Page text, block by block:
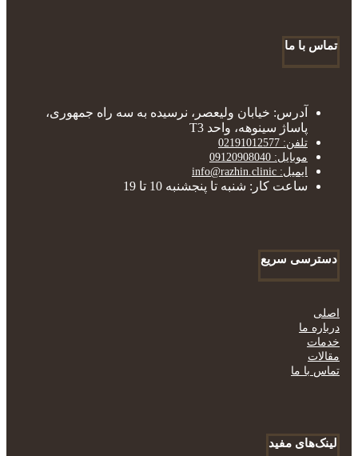
تماس با ما
آدرس: خیابان ولیعصر، نرسیده به سه راه جمهوری،
پاساژ سینوهه، واحد T3
تلفن: 02191012577
موبایل: 09120908040
ایمیل: info@razhin.clinic
ساعت کار: شنبه تا پنجشنبه 10 تا 19
دسترسی سریع
اصلی
درباره ما
خدمات
مقالات
تماس با ما
لینک‌های مفید